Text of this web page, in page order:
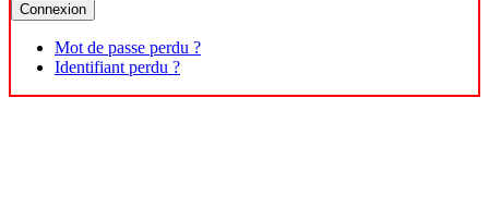
Connexion
Mot de passe perdu ?
Identifiant perdu ?